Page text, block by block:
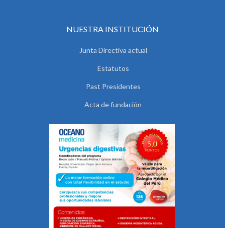
NUESTRA INSTITUCIÓN
Junta Directiva actual
Estatutos
Past Presidentes
Acta de fundación